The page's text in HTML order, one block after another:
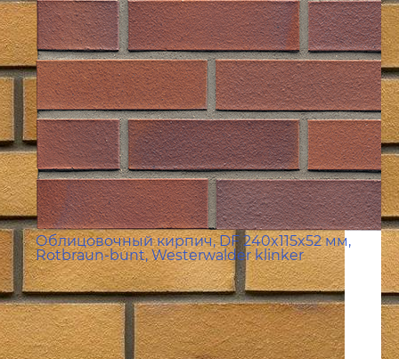
Облицовочный кирпич, DF 240x115x52 мм,
Rotbraun-bunt, Westerwalder klinker